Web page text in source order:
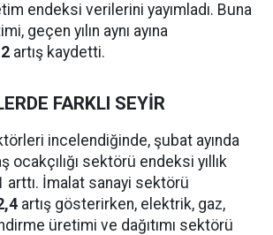
endeksi verilerini yayımladı. Buna
geçen yılın aynı ayına
artış kaydetti.
FARKLI SEYİR
incelendiğinde, şubat ayında
ocakçılığı sektörü endeksi yıllık
arttı. İmalat sanayi sektörü
artış gösterirken, elektrik, gaz,
üretimi ve dağıtımı sektörü